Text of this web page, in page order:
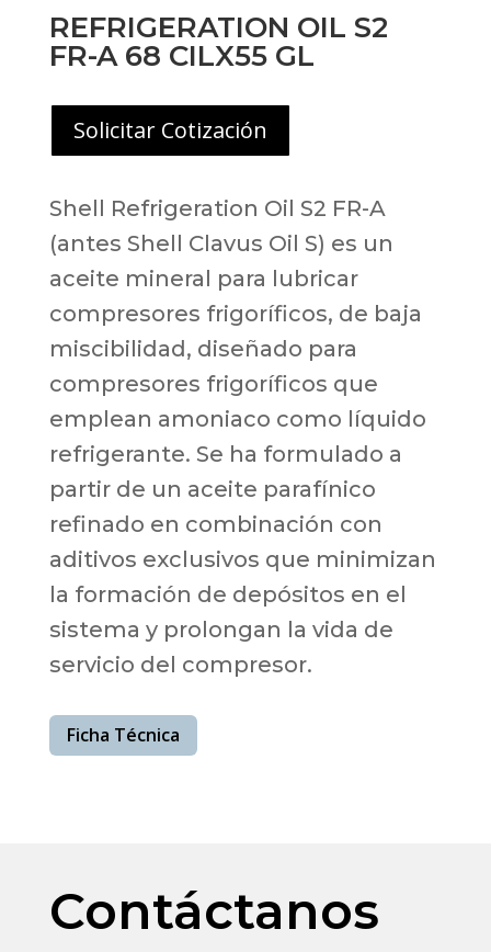
REFRIGERATION OIL S2
FR-A 68 CILX55 GL
Solicitar Cotización
Shell Refrigeration Oil S2 FR-A
(antes Shell Clavus Oil S) es un
aceite mineral para lubricar
compresores frigoríficos, de baja
miscibilidad, diseñado para
compresores frigoríficos que
emplean amoniaco como líquido
refrigerante. Se ha formulado a
partir de un aceite parafínico
refinado en combinación con
aditivos exclusivos que minimizan
la formación de depósitos en el
sistema y prolongan la vida de
servicio del compresor.
Ficha Técnica
Contáctanos